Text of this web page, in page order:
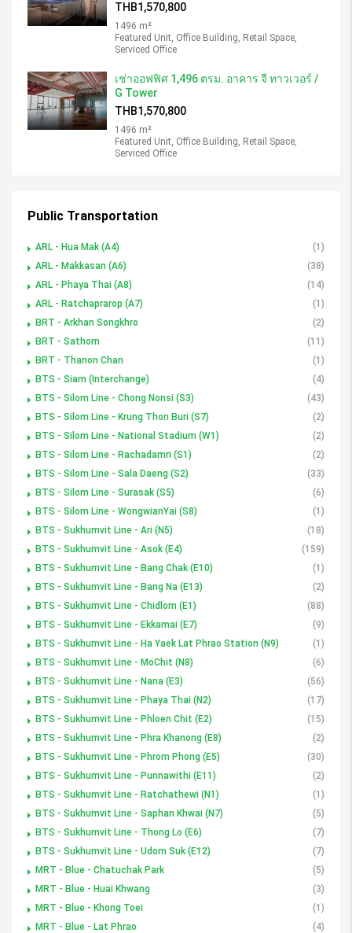
THB1,570,800
1496 m²
Featured Unit, Office Building, Retail Space,
Serviced Office
เช่าออฟฟิศ 1,496 ตรม. อาคาร จี ทาวเวอร์ /
G Tower
THB1,570,800
1496 m²
Featured Unit, Office Building, Retail Space,
Serviced Office
Public Transportation
ARL - Hua Mak (A4)
(1)
ARL - Makkasan (A6)
(38)
ARL - Phaya Thai (A8)
(14)
ARL - Ratchaprarop (A7)
(1)
BRT - Arkhan Songkhro
(2)
BRT - Sathorn
(11)
BRT - Thanon Chan
(1)
BTS - Siam (Interchange)
(4)
BTS - Silom Line - Chong Nonsi (S3)
(43)
BTS - Silom Line - Krung Thon Buri (S7)
(2)
BTS - Silom Line - National Stadium (W1)
(2)
BTS - Silom Line - Rachadamri (S1)
(2)
BTS - Silom Line - Sala Daeng (S2)
(33)
BTS - Silom Line - Surasak (S5)
(6)
BTS - Silom Line - WongwianYai (S8)
(1)
BTS - Sukhumvit Line - Ari (N5)
(18)
BTS - Sukhumvit Line - Asok (E4)
(159)
BTS - Sukhumvit Line - Bang Chak (E10)
(1)
BTS - Sukhumvit Line - Bang Na (E13)
(2)
BTS - Sukhumvit Line - Chidlom (E1)
(88)
BTS - Sukhumvit Line - Ekkamai (E7)
(9)
BTS - Sukhumvit Line - Ha Yaek Lat Phrao Station (N9)
(1)
BTS - Sukhumvit Line - MoChit (N8)
(6)
BTS - Sukhumvit Line - Nana (E3)
(56)
BTS - Sukhumvit Line - Phaya Thai (N2)
(17)
BTS - Sukhumvit Line - Phloen Chit (E2)
(15)
BTS - Sukhumvit Line - Phra Khanong (E8)
(2)
BTS - Sukhumvit Line - Phrom Phong (E5)
(30)
BTS - Sukhumvit Line - Punnawithi (E11)
(2)
BTS - Sukhumvit Line - Ratchathewi (N1)
(1)
BTS - Sukhumvit Line - Saphan Khwai (N7)
(5)
BTS - Sukhumvit Line - Thong Lo (E6)
(7)
BTS - Sukhumvit Line - Udom Suk (E12)
(7)
MRT - Blue - Chatuchak Park
(5)
MRT - Blue - Huai Khwang
(3)
MRT - Blue - Khong Toei
(1)
MRT - Blue - Lat Phrao
(4)